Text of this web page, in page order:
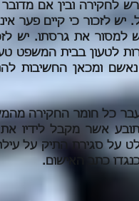
לחקירה ובין אם
לזכור כי קיים פער
למסור את גרסתו. יש
לטעון בבית המשפט
ומכאן החשיבות
כל חומר החקירה
אשר מקבל לידיו
על סגירת התיק על עילת
כתב האישום.